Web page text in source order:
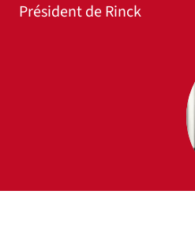
Président de Rinck